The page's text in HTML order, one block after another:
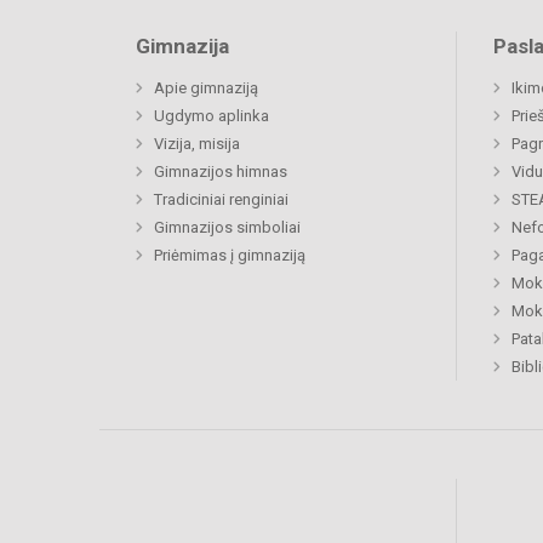
Gimnazija
Apie gimnaziją
Ugdymo aplinka
Vizija, misija
Gimnazijos himnas
Tradiciniai renginiai
Gimnazijos simboliai
Priėmimas į gimnaziją